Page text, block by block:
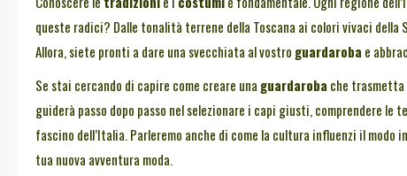
queste radici? Dalle tonalità terrene della Toscana ai colori vivaci della
Allora, siete pronti a dare una svecchiata al vostro guardaroba e
Se stai cercando di capire come creare una guardaroba che trasmetta
guiderà passo dopo passo nel selezionare i capi giusti, comprendere
fascino dell’Italia. Parleremo anche di come la cultura influenzi il
tua nuova avventura moda.